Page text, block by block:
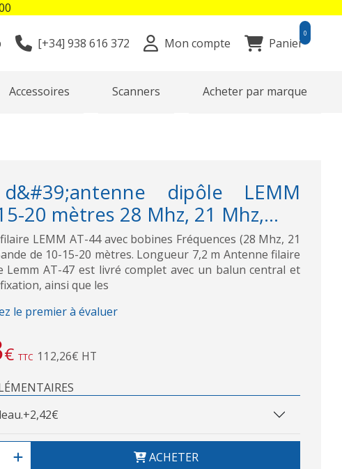
[+34] 938 616 372 Mon compte Panier
0
Accessoires Scanners Acheter par marque
dipôle LEMM
20 mètres 28 Mhz, 21 Mhz,...
LEMM AT-44 avec bobines Fréquences (28 Mhz, 21
de 10-15-20 mètres. Longueur 7,2 m Antenne filaire
Lemm AT-47 est livré complet avec un balun central et
ainsi que les
le premier à évaluer
€ TTC 112,26€ HT
+2,42€
ACHETER